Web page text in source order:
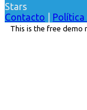
Stars
Contacto
Política
This is the free demo